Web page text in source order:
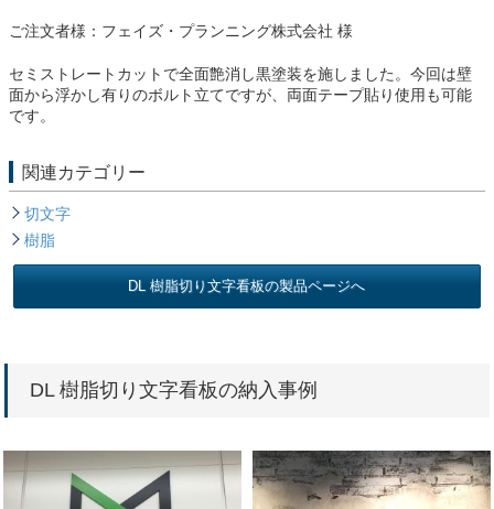
ご注文者様：フェイズ・プランニング株式会社 様
セミストレートカットで全面艶消し黒塗装を施しました。今回は壁
面から浮かし有りのボルト立てですが、両面テープ貼り使用も可能
です。
関連カテゴリー
切文字
樹脂
DL 樹脂切り文字看板の製品ページへ
DL 樹脂切り文字看板の納入事例